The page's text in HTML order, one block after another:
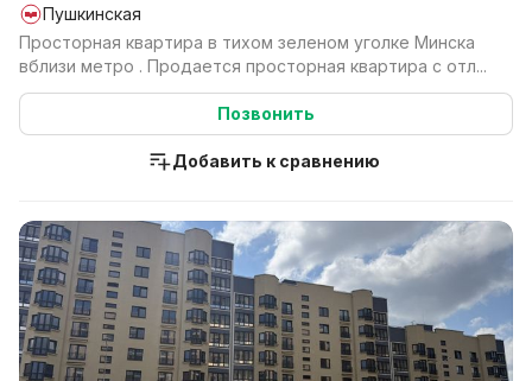
Пушкинская
Просторная квартира в тихом зеленом уголке Минска
вблизи метро . Продается просторная квартира с отл...
Позвонить
Добавить к сравнению